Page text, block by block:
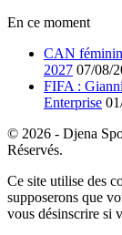
En ce moment
CAN
2027 07/08/
FIFA :
Enterprise
© 2026 - Djena
Réservés.
Ce site utilise des
supposerons que
vous désinscrire si